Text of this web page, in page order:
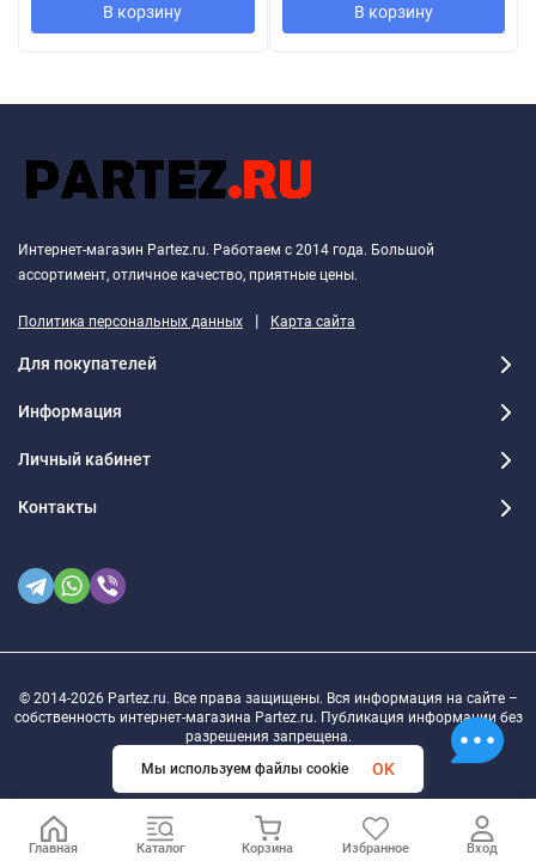
В корзину В корзину
Интернет-магазин Partez.ru. Работаем с 2014 года. Большой
ассортимент, отличное качество, приятные цены.
Политика персональных данных | Карта сайта
Для покупателей
Информация
Личный кабинет
Контакты
© 2014-2026 Partez.ru. Все права защищены. Вся информация на сайте –
собственность интернет-магазина Partez.ru. Публикация информации без
разрешения запрещена.
Главная Каталог Корзина Избранное Вход
Мы используем файлы cookie OK